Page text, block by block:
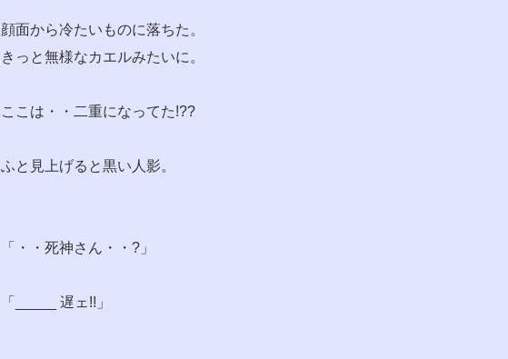
顔面から冷たいものに落ちた。
きっと無様なカエルみたいに。
ここは・・二重になってた!??
ふと見上げると黒い人影。
「・・死神さん・・?」
「_____ 遅ェ!!」